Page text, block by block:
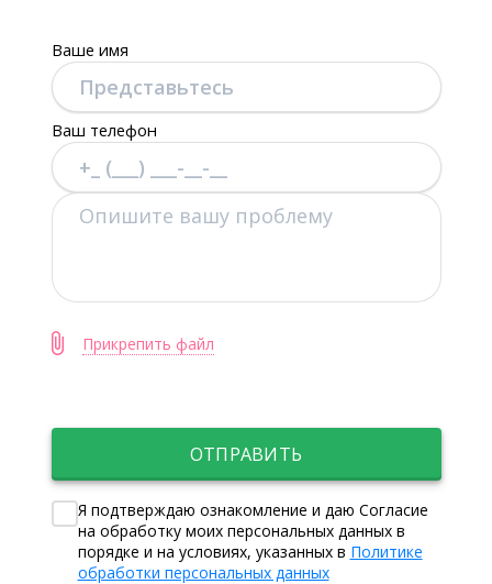
Ваше имя
Ваш телефон
Прикрепить файл
ОТПРАВИТЬ
Я подтверждаю ознакомление и даю Согласие
на обработку моих персональных данных в
порядке и на условиях, указанных в Политике
обработки персональных данных